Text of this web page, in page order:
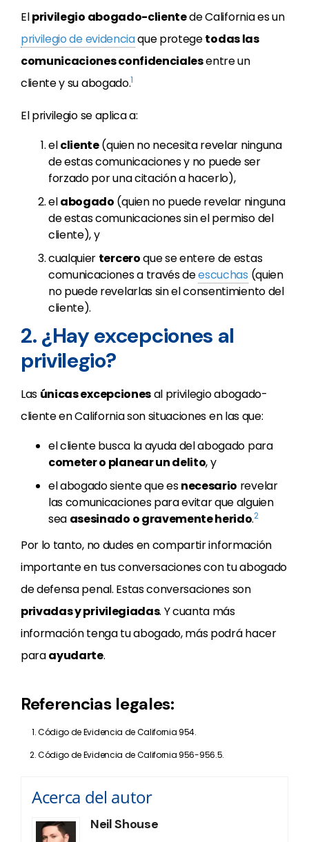
Elprivilegio abogado-clientede California es un
privilegio de evidenciaque protegetodas las
comunicaciones confidencialesentre un
cliente y su abogado.1
El privilegio se aplica a:
elcliente(quien no necesita revelar ninguna
de estas comunicaciones y no puede ser
forzado por una citación a hacerlo),
elabogado (quien no puede revelar ninguna
de estas comunicaciones sin el permiso del
cliente), y
cualquier terceroque se entere de estas
comunicaciones a través deescuchas (quien
no puede revelarlas sin el consentimiento del
cliente).
2. ¿Hay excepciones al
privilegio?
Las únicas excepcionesal privilegio abogado-
cliente en California son situaciones en las que:
el cliente busca la ayuda del abogado para
cometer o planear un delito, y
el abogado siente que esnecesario revelar
las comunicaciones para evitar que alguien
sea asesinado o gravemente herido.2
Por lo tanto, no dudes en compartir información
importante en tus conversaciones con tu abogado
de defensa penal. Estas conversaciones son
privadas y privilegiadas. Y cuanta más
información tenga tu abogado, más podrá hacer
paraayudarte.
Referencias legales:
Código de Evidencia de California 954.
Código de Evidencia de California 956-956.5.
Acerca del autor
Neil Shouse